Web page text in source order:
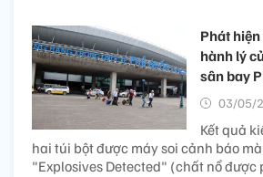
Phát
hành lý
sân bay
03/05/
Kết quả
hai túi bột được máy soi cảnh báo
"Explosives Detected" (chất nổ được